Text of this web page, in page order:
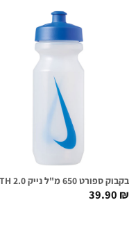
בקבוק ספורט 650 מ"ל נייק NIKE BIG MOUTH 2.0 שקוף/כחול רויאל
39.90₪